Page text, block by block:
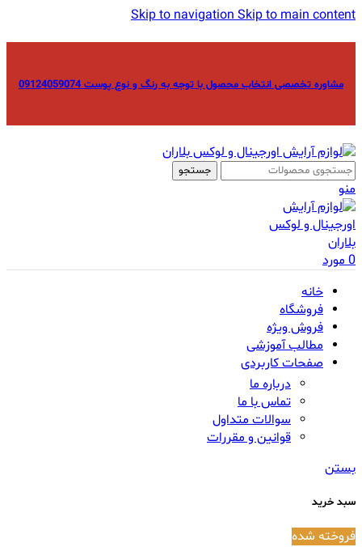
Skip to navigationSkip to main content
مشاوره تخصصی انتخاب محصول با توجه به رنگ و نوع پوست 09124059074
جستجو
منو
0مورد
خانه
فروشگاه
فروش ویژه
مطالب آموزشی
صفحات کاربردی
درباره ما
تماس با ما
سوالات متداول
قوانین و مقررات
بستن
سبد خرید
فروخته شده